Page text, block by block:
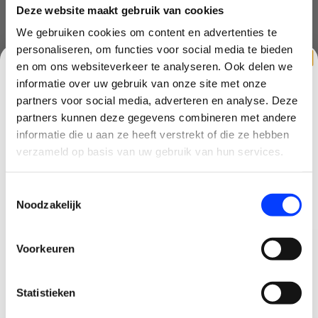
Deze website maakt gebruik van cookies
We gebruiken cookies om content en advertenties te
personaliseren, om functies voor social media te bieden
en om ons websiteverkeer te analyseren. Ook delen we
informatie over uw gebruik van onze site met onze
partners voor social media, adverteren en analyse. Deze
partners kunnen deze gegevens combineren met andere
informatie die u aan ze heeft verstrekt of die ze hebben
verzameld op basis van uw gebruik van hun services.
Noodzakelijk
Voorkeuren
Statistieken
Emax EZ Pilot beginner pakket
- EZ Pilot FPV race drone
- EZ controller
- Transport FPV bril 1x linear antenna included + second SMA port
for upgrade/expansion
- 2x ccw en 2x cw propeller set
CLAIM KORTING OP JE EERSTE
BESTELLING!